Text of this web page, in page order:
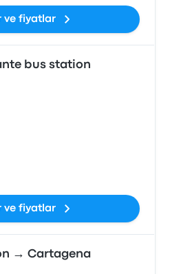
ve fiyatlar
bus station
ve fiyatlar
→ Cartagena